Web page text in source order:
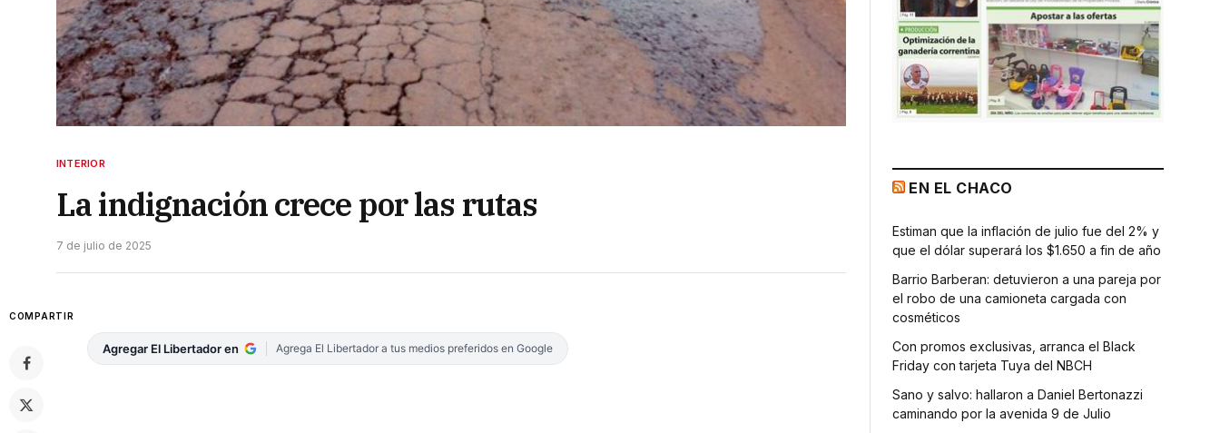
INTERIOR
La indignación crece por las rutas
7 de julio de 2025
COMPARTIR
Agregar El Libertador en Agrega El Libertador a tus medios preferidos en Google
EN EL CHACO
Estiman que la inflación de julio fue del 2% y
que el dólar superará los $1.650 a fin de año
Barrio Barberan: detuvieron a una pareja por
el robo de una camioneta cargada con
cosméticos
Con promos exclusivas, arranca el Black
Friday con tarjeta Tuya del NBCH
Sano y salvo: hallaron a Daniel Bertonazzi
caminando por la avenida 9 de Julio